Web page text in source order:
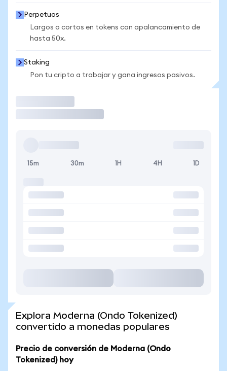
Perpetuos
Largos o cortos en tokens con apalancamiento de
hasta 50x.
Staking
Pon tu cripto a trabajar y gana ingresos pasivos.
15m 30m 1H 4H 1D
Explora Moderna (Ondo Tokenized)
convertido a monedas populares
Precio de conversión de Moderna (Ondo
Tokenized) hoy